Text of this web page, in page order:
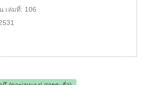
เล่มที่: 106